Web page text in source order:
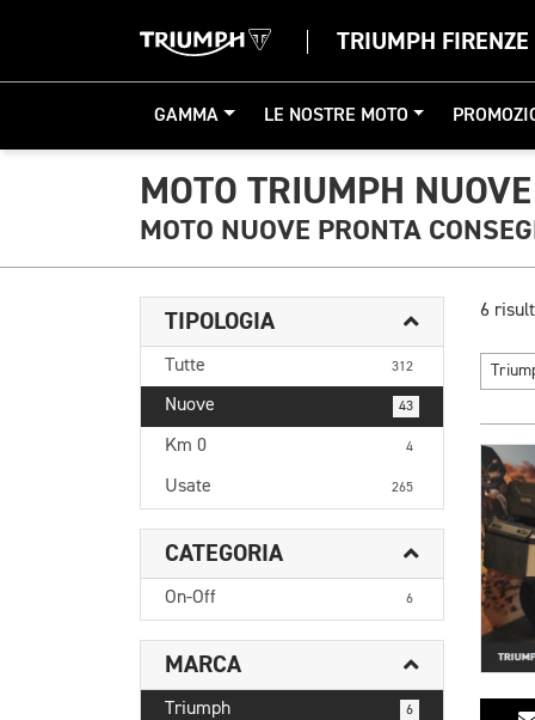
TRIUMPH FIRENZE
GAMMA LE NOSTRE MOTO
MOTO TRIUMPH
MOTO NUOVE PRONTA
TIPOLOGIA
Tutte 312
Nuove 43
Km 0 4
Usate 265
CATEGORIA
On-Off 6
MARCA
Triumph 6
6